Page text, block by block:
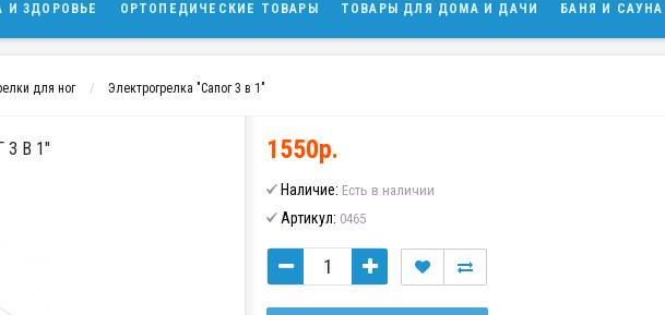
И ЗДОРОВЬЕ ОРТОПЕДИЧЕСКИЕ ТОВАРЫ ТОВАРЫ ДЛЯ ДОМА И ДАЧИ БАНЯ И САУНА
для ног Электрогрелка "Сапог 3 в 1"
3 В 1" 1550р.
Наличие: Есть в наличии
Артикул: 0465